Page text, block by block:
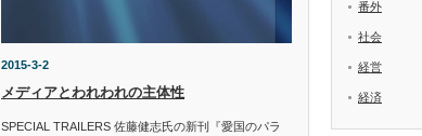
2015-3-2
メディアとわれわれの主体性
SPECIAL TRAILERS 佐藤健志氏の新刊『愛国のパラ
番外
社会
経営
経済